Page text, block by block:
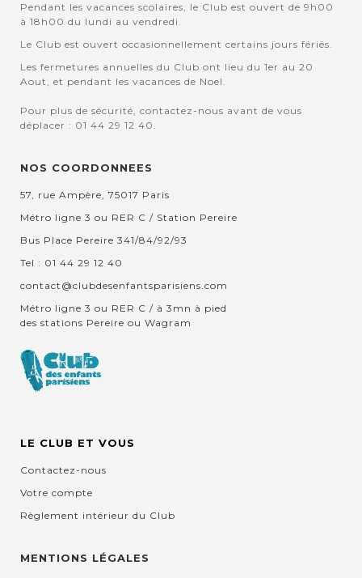
Pendant les vacances scolaires, le Club est ouvert de 9h00
à 18h00 du lundi au vendredi.
Le Club est ouvert occasionnellement certains jours fériés.
Les fermetures annuelles du Club ont lieu du 1er au 20
Aout, et pendant les vacances de Noel.
Pour plus de sécurité, contactez-nous avant de vous
déplacer : 01 44 29 12 40.
NOS COORDONNEES
57, rue Ampère, 75017 Paris
Métro ligne 3 ou RER C / Station Pereire
Bus Place Pereire 341/84/92/93
Tel : 01 44 29 12 40
contact@clubdesenfantsparisiens.com
Métro ligne 3 ou RER C / à 3mn à pied
des stations Pereire ou Wagram
LE CLUB ET VOUS
Contactez-nous
Votre compte
Règlement intérieur du Club
MENTIONS LÉGALES